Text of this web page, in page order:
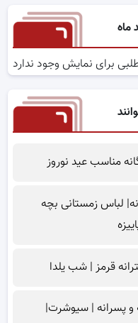
ماه
برای نمایش وجود ندارد
مناسب عید نوروز
لباس زمستانی بچه
قرمز | شب یلدا
و پسرانه | سیوشرت|